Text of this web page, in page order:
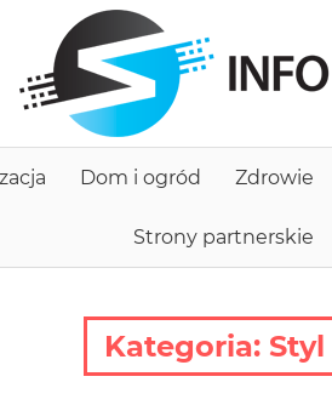
Dom i ogród Zdrowie
Strony partnerskie
Kategoria: